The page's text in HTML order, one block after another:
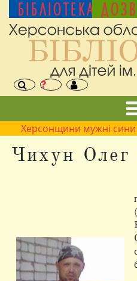
БІБЛІОТЕКА
Херсонщини мужні сини
Чихун Олег